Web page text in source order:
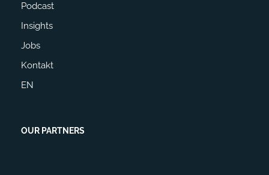
Podcast
Insights
Jobs
Kontakt
EN
OUR PARTNERS